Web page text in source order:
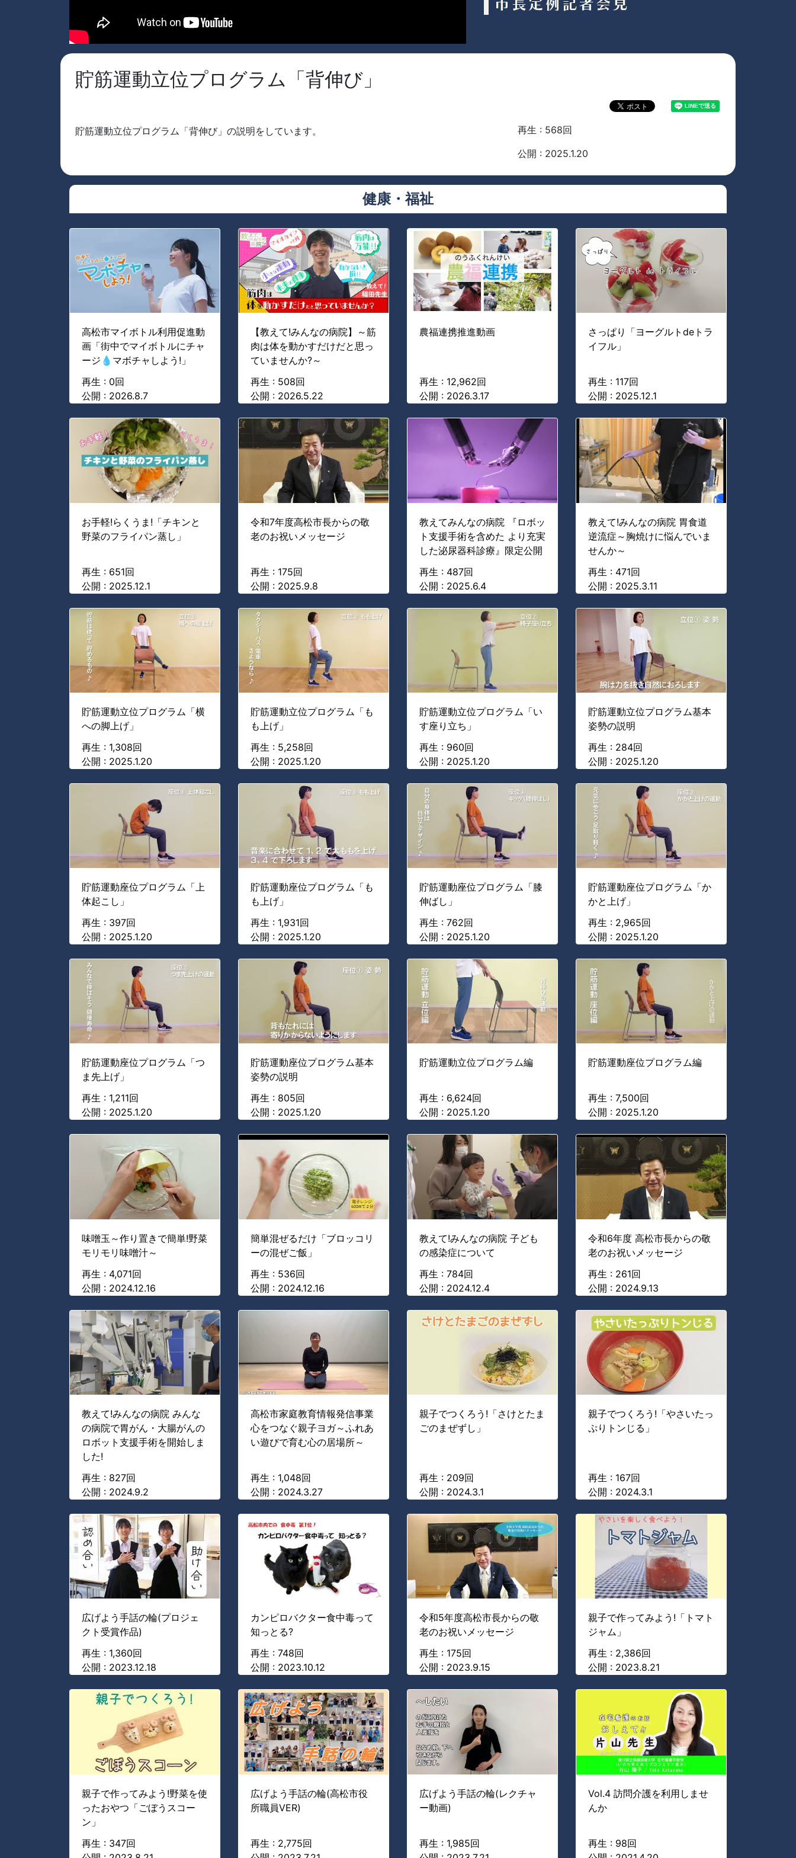
貯筋運動立位プログラム「背伸び」
貯筋運動立位プログラム「背伸び」の説明をしています。
再生 : 568回
公開 : 2025.1.20
健康・福祉
高松市マイボトル利用促進動
画「街中でマイボトルにチャ
ージ💧マボチャしよう!」
再生 : 0回
公開 : 2026.8.7
【教えて!みんなの病院】～筋
肉は体を動かすだけだと思っ
ていませんか?～
再生 : 508回
公開 : 2026.5.22
農福連携推進動画
再生 : 12,962回
公開 : 2026.3.17
さっぱり「ヨーグルトdeトラ
イフル」
再生 : 117回
公開 : 2025.12.1
お手軽!らくうま!「チキンと
野菜のフライパン蒸し」
再生 : 651回
公開 : 2025.12.1
令和7年度高松市長からの敬
老のお祝いメッセージ
再生 : 175回
公開 : 2025.9.8
教えてみんなの病院 『ロボッ
ト支援手術を含めた より充実
した泌尿器科診療』限定公開
再生 : 487回
公開 : 2025.6.4
教えて!みんなの病院 胃食道
逆流症～胸焼けに悩んでいま
せんか～
再生 : 471回
公開 : 2025.3.11
貯筋運動立位プログラム「横
への脚上げ」
再生 : 1,308回
公開 : 2025.1.20
貯筋運動立位プログラム「も
も上げ」
再生 : 5,258回
公開 : 2025.1.20
貯筋運動立位プログラム「い
す座り立ち」
再生 : 960回
公開 : 2025.1.20
貯筋運動立位プログラム基本
姿勢の説明
再生 : 284回
公開 : 2025.1.20
貯筋運動座位プログラム「上
体起こし」
再生 : 397回
公開 : 2025.1.20
貯筋運動座位プログラム「も
も上げ」
再生 : 1,931回
公開 : 2025.1.20
貯筋運動座位プログラム「膝
伸ばし」
再生 : 762回
公開 : 2025.1.20
貯筋運動座位プログラム「か
かと上げ」
再生 : 2,965回
公開 : 2025.1.20
貯筋運動座位プログラム「つ
ま先上げ」
再生 : 1,211回
公開 : 2025.1.20
貯筋運動座位プログラム基本
姿勢の説明
再生 : 805回
公開 : 2025.1.20
貯筋運動立位プログラム編
再生 : 6,624回
公開 : 2025.1.20
貯筋運動座位プログラム編
再生 : 7,500回
公開 : 2025.1.20
味噌玉～作り置きで簡単!野菜
モリモリ味噌汁～
再生 : 4,071回
公開 : 2024.12.16
簡単混ぜるだけ「ブロッコリ
ーの混ぜご飯」
再生 : 536回
公開 : 2024.12.16
教えて!みんなの病院 子ども
の感染症について
再生 : 784回
公開 : 2024.12.4
令和6年度 高松市長からの敬
老のお祝いメッセージ
再生 : 261回
公開 : 2024.9.13
教えて!みんなの病院 みんな
の病院で胃がん・大腸がんの
ロボット支援手術を開始しま
した!
再生 : 827回
公開 : 2024.9.2
高松市家庭教育情報発信事業
心をつなぐ親子ヨガ～ふれあ
い遊びで育む心の居場所～
再生 : 1,048回
公開 : 2024.3.27
親子でつくろう!「さけとたま
ごのまぜずし」
再生 : 209回
公開 : 2024.3.1
親子でつくろう!「やさいたっ
ぷりトンじる」
再生 : 167回
公開 : 2024.3.1
広げよう手話の輪(プロジェ
クト受賞作品)
再生 : 1,360回
公開 : 2023.12.18
カンピロバクター食中毒って
知っとる?
再生 : 748回
公開 : 2023.10.12
令和5年度高松市長からの敬
老のお祝いメッセージ
再生 : 175回
公開 : 2023.9.15
親子で作ってみよう!「トマト
ジャム」
再生 : 2,386回
公開 : 2023.8.21
親子で作ってみよう!野菜を使
ったおやつ「ごぼうスコー
ン」
再生 : 347回
広げよう手話の輪(高松市役
所職員VER)
再生 : 2,775回
広げよう手話の輪(レクチャ
ー動画)
再生 : 1,985回
Vol.4 訪問介護を利用しませ
んか
再生 : 98回